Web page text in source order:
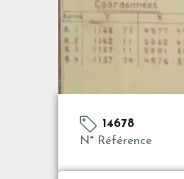
14678
N° Référence